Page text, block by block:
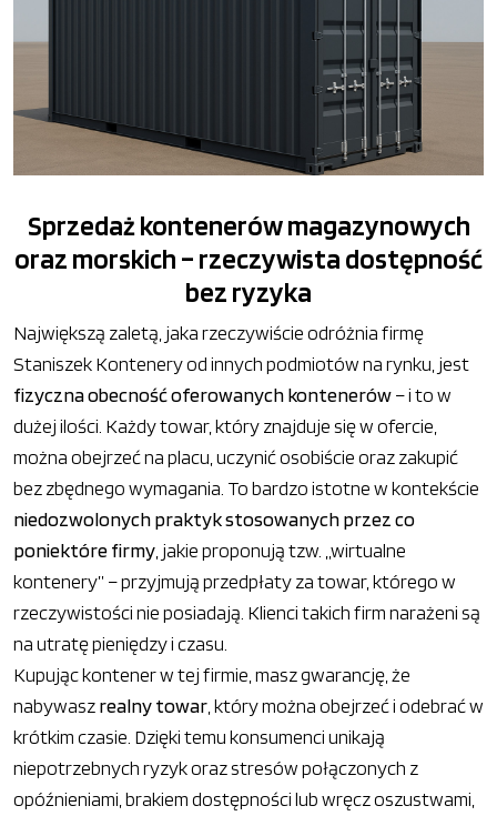
Sprzedaż kontenerów magazynowych
oraz morskich – rzeczywista dostępność
bez ryzyka
Największą zaletą, jaka rzeczywiście odróżnia firmę
Staniszek Kontenery od innych podmiotów na rynku, jest
fizyczna obecność oferowanych kontenerów– i to w
dużej ilości. Każdy towar, który znajduje się w ofercie,
można obejrzeć na placu, uczynić osobiście oraz zakupić
bez zbędnego wymagania. To bardzo istotne w kontekście
niedozwolonych praktyk stosowanych przez co
poniektóre firmy , jakie proponują tzw. „wirtualne
kontenery” – przyjmują przedpłaty za towar, którego w
rzeczywistości nie posiadają. Klienci takich firm narażeni są
na utratę pieniędzy i czasu.
Kupując kontener w tej firmie, masz gwarancję, że
nabywaszrealny towar , który można obejrzeć i odebrać w
krótkim czasie. Dzięki temu konsumenci unikają
niepotrzebnych ryzyk oraz stresów połączonych z
opóźnieniami, brakiem dostępności lub wręcz oszustwami,